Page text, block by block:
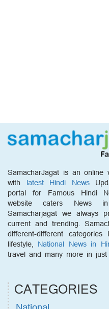
SamacharJagat is an
with latest Hindi News
portal for Famous Hindi
website caters News
Samacharjagat we always
current and trending.
different-different categories
lifestyle, National News in
travel and many more in
CATEGORIES